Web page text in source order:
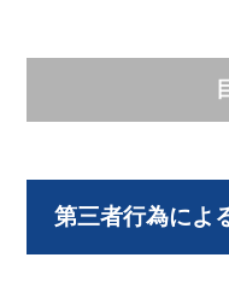
第三者行為によ